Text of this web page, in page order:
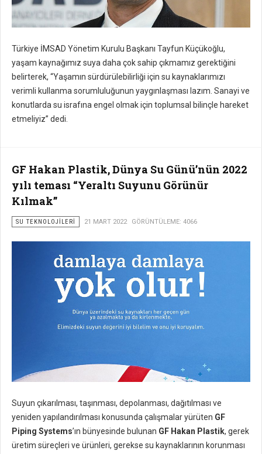
Türkiye İMSAD Yönetim Kurulu Başkanı Tayfun Küçükoğlu,
yaşam kaynağımız suya daha çok sahip çıkmamız gerektiğini
belirterek, “Yaşamın sürdürülebilirliği için su kaynaklarımızı
verimli kullanma sorumluluğunun yaygınlaşması lazım. Sanayi ve
konutlarda su israfına engel olmak için toplumsal bilinçle hareket
etmeliyiz” dedi.
GF Hakan Plastik, Dünya Su Günü’nün 2022
yılı teması “Yeraltı Suyunu Görünür
Kılmak”
SU TEKNOLOJILERI 21 MART 2022 GÖRÜNTÜLEME: 4066
Suyun çıkarılması, taşınması, depolanması, dağıtılması ve
yeniden yapılandırılması konusunda çalışmalar yürüten GF
Piping Systems’ın bünyesinde bulunan GF Hakan Plastik, gerek
üretim süreçleri ve ürünleri, gerekse su kaynaklarının korunması